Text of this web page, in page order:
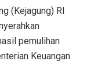
(Kejagung) RI
pemulihan
Keuangan